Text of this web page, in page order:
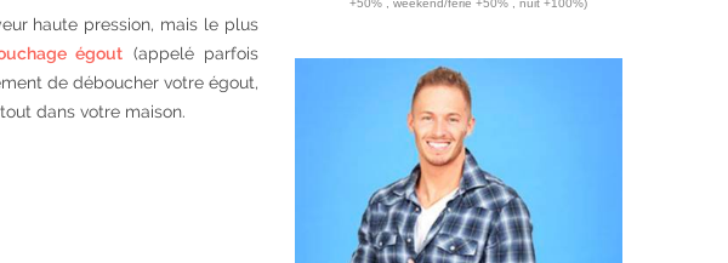
haute pression, mais le plus
égout (appelé parfois
de déboucher votre égout,
dans votre maison.
+50% , weekend/férié +50% , nuit +100%)